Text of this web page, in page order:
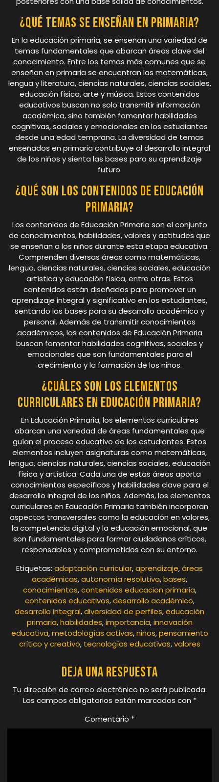
¿Qué temas se enseñan en primaria?
En la educación primaria, se enseñan una variedad de
temas fundamentales que abarcan áreas clave del
conocimiento. Entre los temas más comunes que se
enseñan en primaria se encuentran las matemáticas,
lengua y literatura, ciencias naturales, ciencias sociales,
educación física, arte y música. Estos contenidos
educativos buscan no solo transmitir información
académica, sino también fomentar habilidades
cognitivas, sociales y emocionales en los estudiantes
desde una edad temprana. La diversidad de temas
enseñados en primaria contribuye al desarrollo integral
de los niños y sienta las bases para su aprendizaje
futuro.
¿Qué son los contenidos de Educación
Primaria?
Los contenidos de Educación Primaria son el conjunto
de conocimientos, habilidades, valores y actitudes que
se enseñan a los niños durante esta etapa educativa.
Comprenden diversas áreas como matemáticas,
lengua, ciencias naturales, ciencias sociales, educación
artística y educación física, entre otras. Estos
contenidos están diseñados para promover un
aprendizaje integral y significativo en los estudiantes,
sentando las bases para su desarrollo académico y
personal. Además de transmitir conocimientos
académicos, los contenidos de Educación Primaria
buscan fomentar habilidades cognitivas, sociales y
emocionales que son fundamentales para el
crecimiento y la formación de los niños.
¿Cuáles son los elementos
curriculares en Educación Primaria?
En Educación Primaria, los elementos curriculares
abarcan una variedad de áreas fundamentales que
guían el proceso educativo de los estudiantes. Estos
elementos incluyen asignaturas como matemáticas,
lengua, ciencias naturales, ciencias sociales, educación
física y artística. Cada una de estas áreas aporta
conocimientos específicos y habilidades clave para el
desarrollo integral de los niños. Además, los elementos
curriculares en Educación Primaria también incorporan
aspectos transversales como la educación en valores,
la competencia digital y la educación emocional, que
son fundamentales para formar ciudadanos críticos,
responsables y comprometidos con su entorno.
Etiquetas: adaptación curricular,aprendizaje,áreas
académicas,autonomía resolutiva,bases,
conocimientos,contenidos educacion primaria,
contenidos educativos,desarrollo académico,
desarrollo integral,diversidad de perfiles,educación
primaria,habilidades,importancia,innovación
educativa,metodologías activas,niños,pensamiento
crítico y creativo, tecnologías educativas,valores
Deja una respuesta
Tu dirección de correo electrónico no será publicada.
Los campos obligatorios están marcados con *
Comentario *